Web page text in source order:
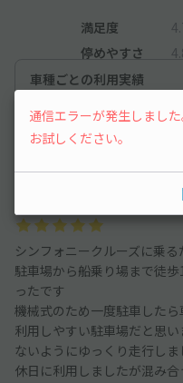
満足度
停めやすさ
車種ごとの利用実績
コンパクトカー
中型車
シンフォニークルーズに乗
駐車場から船乗り場まで徒
ったです
機械式のため一度駐車した
利用しやすい駐車場だと思
ないようにゆっくり走行しま
休日に利用しましたが混み
通信エラーが発生しまし
お試しください。